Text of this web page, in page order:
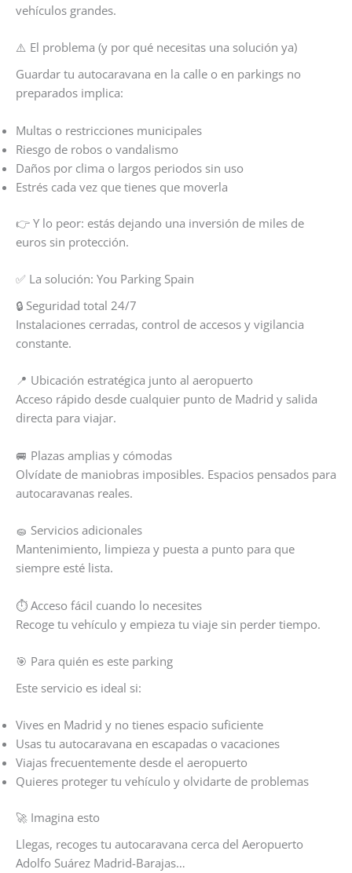
vehículos grandes.
⚠️ El problema (y por qué necesitas una solución ya)
Guardar tu autocaravana en la calle o en parkings no
preparados implica:
Multas o restricciones municipales
Riesgo de robos o vandalismo
Daños por clima o largos periodos sin uso
Estrés cada vez que tienes que moverla
👉 Y lo peor: estás dejando una inversión de miles de
euros sin protección.
✅ La solución: You Parking Spain
🔒 Seguridad total 24/7
Instalaciones cerradas, control de accesos y vigilancia
constante.
📍 Ubicación estratégica junto al aeropuerto
Acceso rápido desde cualquier punto de Madrid y salida
directa para viajar.
🚐 Plazas amplias y cómodas
Olvídate de maniobras imposibles. Espacios pensados para
autocaravanas reales.
🧽 Servicios adicionales
Mantenimiento, limpieza y puesta a punto para que
siempre esté lista.
⏱️ Acceso fácil cuando lo necesites
Recoge tu vehículo y empieza tu viaje sin perder tiempo.
🎯 Para quién es este parking
Este servicio es ideal si:
Vives en Madrid y no tienes espacio suficiente
Usas tu autocaravana en escapadas o vacaciones
Viajas frecuentemente desde el aeropuerto
Quieres proteger tu vehículo y olvidarte de problemas
🚀 Imagina esto
Llegas, recoges tu autocaravana cerca del Aeropuerto
Adolfo Suárez Madrid-Barajas…